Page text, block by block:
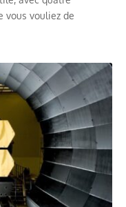
vous vouliez de